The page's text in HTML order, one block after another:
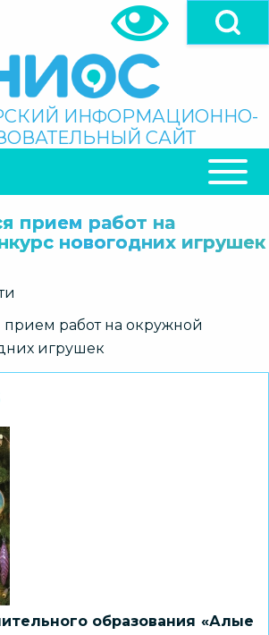
ИНФОРМАЦИОННО-
САЙТ
прием работ на
новогодних игрушек
прием работ на окружной
игрушек
образования «Алые